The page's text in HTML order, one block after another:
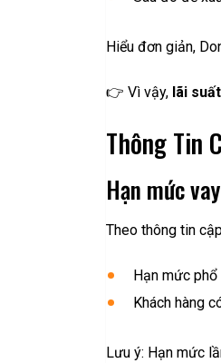
Hiểu đơn giản,
👉 Vì vậy, lãi
Thông Tin
Hạn mức
Theo thông tin
Hạn mức phổ
Khách hàng
Lưu ý: Hạn mức